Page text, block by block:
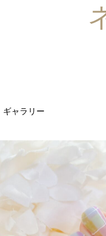
ャラリー